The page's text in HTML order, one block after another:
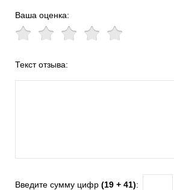
Ваша оценка:
Текст отзыва:
Введите сумму цифр (19 + 41):